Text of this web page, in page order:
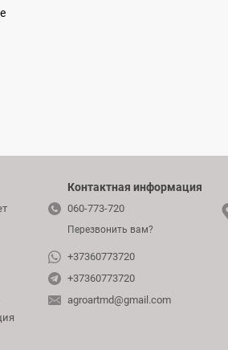
Контактная информация
060-773-720
Перезвонить вам?
+37360773720
+37360773720
agroartmd@gmail.com